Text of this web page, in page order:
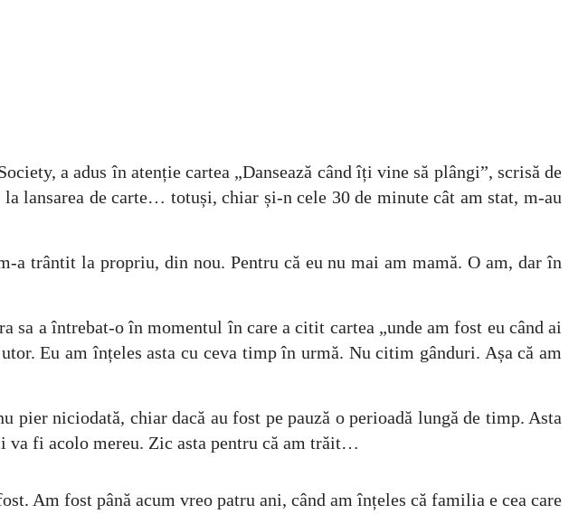
a adus în atenție cartea „Dansează când îți vine să plângi”, scrisă de
lansarea de carte… totuși, chiar și-n cele 30 de minute cât am stat, m-au
a trântit la propriu, din nou. Pentru că eu nu mai am mamă. O am, dar în
sa a întrebat-o în momentul în care a citit cartea „unde am fost eu când ai
Eu am înțeles asta cu ceva timp în urmă. Nu citim gânduri. Așa că am
niciodată, chiar dacă au fost pe pauză o perioadă lungă de timp. Asta
va fi acolo mereu. Zic asta pentru că am trăit…
Am fost până acum vreo patru ani, când am înțeles că familia e cea care